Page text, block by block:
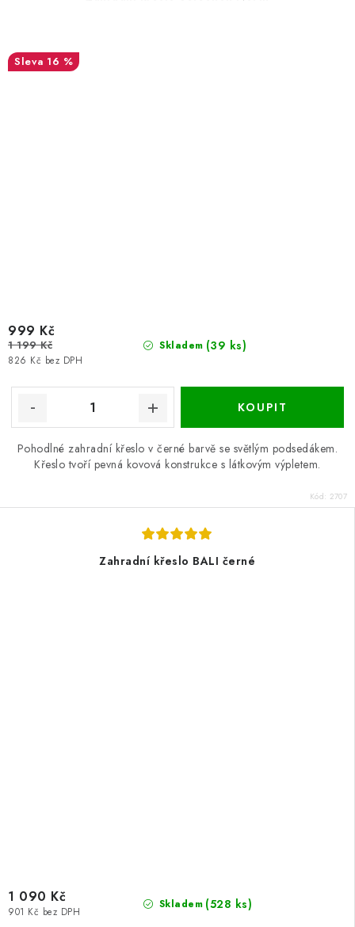
16 %
Skladem (39 ks)
826 Kč bez DPH
999 Kč
1 199 Kč
Pohodlné zahradní křeslo v černé barvě se světlým podsedákem.
Křeslo tvoří pevná kovová konstrukce s látkovým výpletem.
Kód: 2707
Zahradní křeslo BALI černé
Skladem (528 ks)
901 Kč bez DPH
1 090 Kč